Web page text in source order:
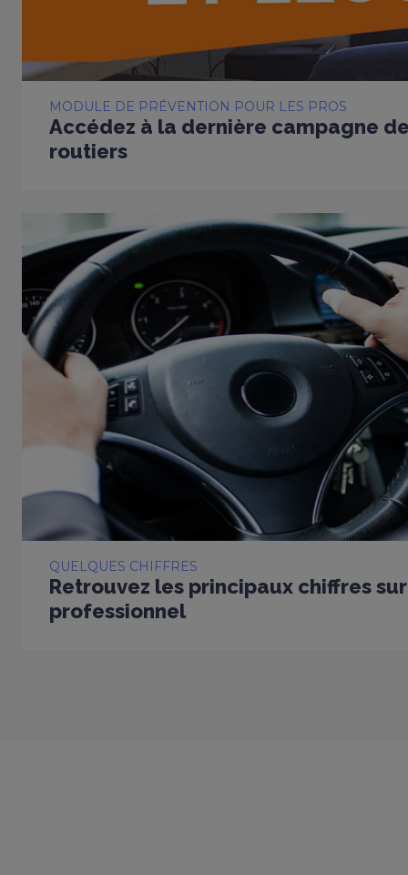
MODULE DE PRÉVENTION POUR LES PROS
Accédez à la dernière campagne
routiers
QUELQUES CHIFFRES
Retrouvez les principaux chiffres
professionnel